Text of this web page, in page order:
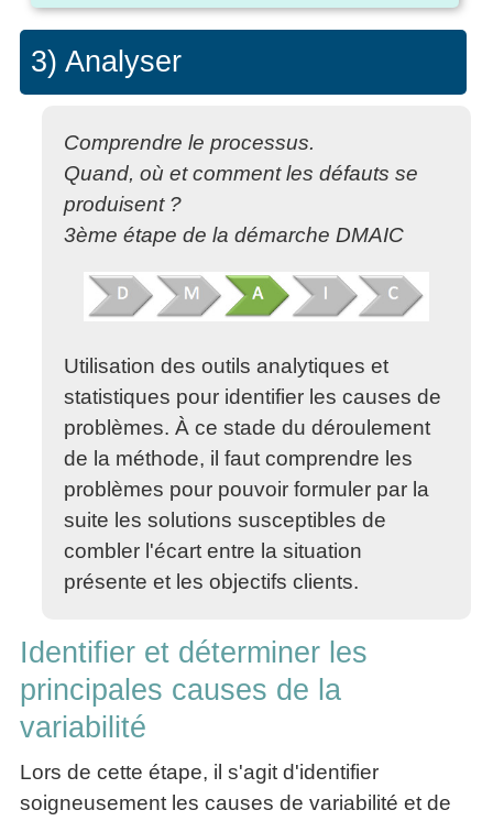
3) Analyser
Comprendre le processus.
Quand, où et comment les défauts se
produisent ?
3ème étape de la démarche DMAIC
Utilisation des outils analytiques et
statistiques pour identifier les causes de
problèmes. À ce stade du déroulement
de la méthode, il faut comprendre les
problèmes pour pouvoir formuler par la
suite les solutions susceptibles de
combler l'écart entre la situation
présente et les objectifs clients.
Identifier et déterminer les
principales causes de la
variabilité
Lors de cette étape, il s'agit d'identifier
soigneusement les causes de variabilité et de